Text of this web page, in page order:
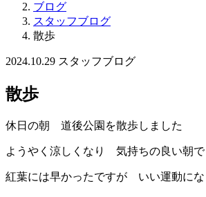
ブログ
スタッフブログ
散歩
2024.10.29 スタッフブログ
散歩
休日の朝 道後公園を散歩しました
ようやく涼しくなり 気持ちの良い朝で
紅葉には早かったですが いい運動にな